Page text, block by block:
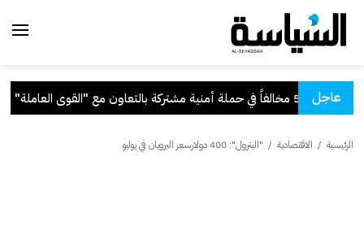
عاجل
مشتركة بالتعاون مع "القوى العاملة"
الرئيسية / الاقتصادية / "البترول": 400 دولارسعر البروبان في يوليو